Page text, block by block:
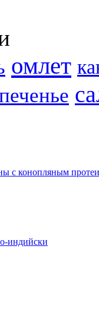
омлет
с конопляным
индийски